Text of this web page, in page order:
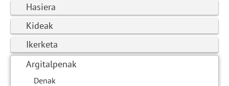
Hasiera
Kideak
Ikerketa
Argitalpenak
Denak